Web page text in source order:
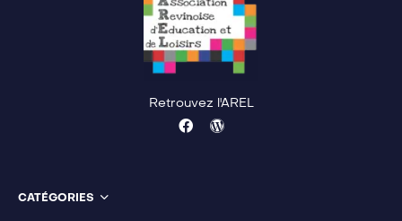
Retrouvez l'AREL
CATÉGORIES